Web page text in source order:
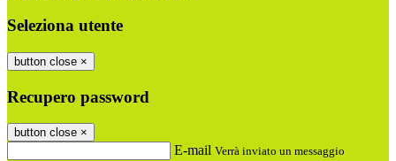
Seleziona utente
button close ×
Recupero password
button close ×
E-mail Verrà inviato un messaggio